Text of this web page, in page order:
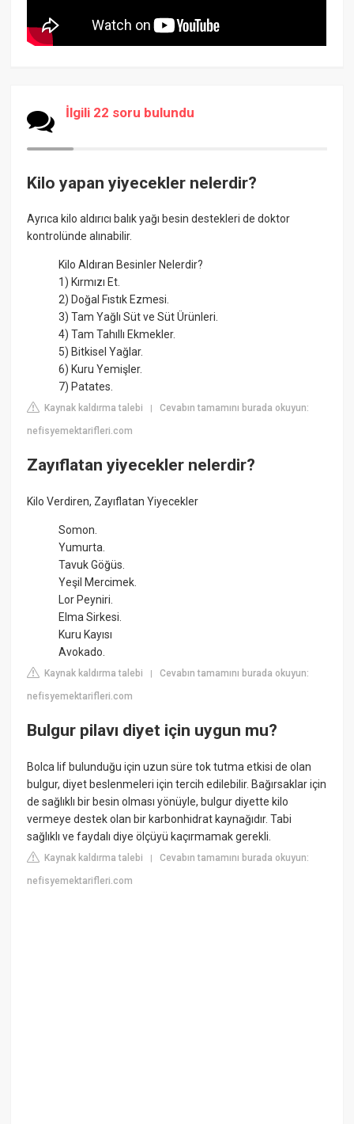
İlgili 22 soru bulundu
Kilo yapan yiyecekler nelerdir?
Ayrıca kilo aldırıcı balık yağı besin destekleri de doktor
kontrolünde alınabilir.
Kilo Aldıran Besinler Nelerdir?
1) Kırmızı Et.
2) Doğal Fıstık Ezmesi.
3) Tam Yağlı Süt ve Süt Ürünleri.
4) Tam Tahıllı Ekmekler.
5) Bitkisel Yağlar.
6) Kuru Yemişler.
7) Patates.
Kaynak kaldırma talebi |Cevabın tamamını burada okuyun:
nefisyemektarifleri.com
Zayıflatan yiyecekler nelerdir?
Kilo Verdiren, Zayıflatan Yiyecekler
Somon.
Yumurta.
Tavuk Göğüs.
Yeşil Mercimek.
Lor Peyniri.
Elma Sirkesi.
Kuru Kayısı
Avokado.
Kaynak kaldırma talebi |Cevabın tamamını burada okuyun:
nefisyemektarifleri.com
Bulgur pilavı diyet için uygun mu?
Bolca lif bulunduğu için uzun süre tok tutma etkisi de olan
bulgur, diyet beslenmeleri için tercih edilebilir. Bağırsaklar için
de sağlıklı bir besin olması yönüyle, bulgur diyette kilo
vermeye destek olan bir karbonhidrat kaynağıdır. Tabi
sağlıklı ve faydalı diye ölçüyü kaçırmamak gerekli.
Kaynak kaldırma talebi |Cevabın tamamını burada okuyun:
nefisyemektarifleri.com